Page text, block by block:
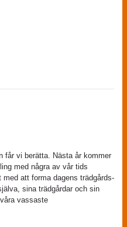
får vi berätta. Nästa år kommer
med några av vår tids
att forma dagens trädgårds-
sina trädgårdar och sin
vassaste